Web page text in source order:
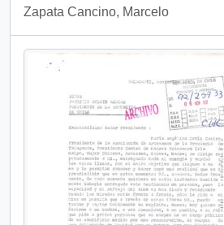
Zapata Cancino, Marcelo